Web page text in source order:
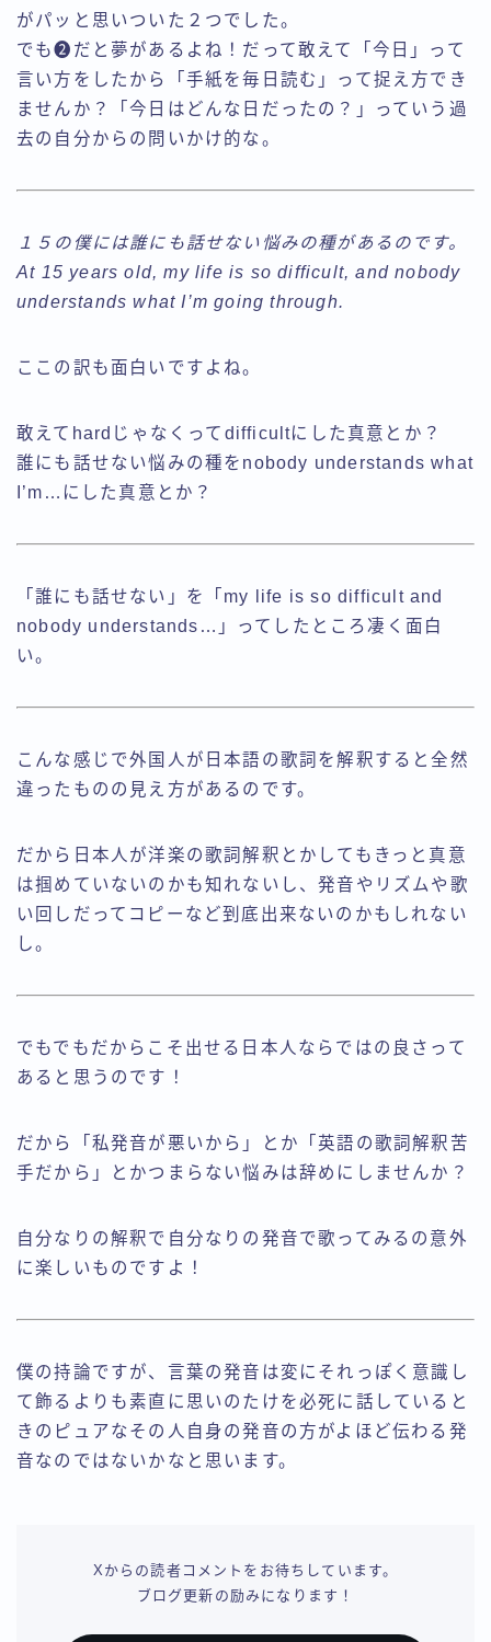
がパッと思いついた２つでした。
でも❷だと夢があるよね！だって敢えて「今日」って
言い方をしたから「手紙を毎日読む」って捉え方でき
ませんか？「今日はどんな日だったの？」っていう過
去の自分からの問いかけ的な。
１５の僕には誰にも話せない悩みの種があるのです。
At 15 years old, my life is so difficult, and nobody
understands what I’m going through.
ここの訳も面白いですよね。
敢えてhardじゃなくってdifficultにした真意とか？
誰にも話せない悩みの種をnobody understands what
I’m…にした真意とか？
「誰にも話せない」を「my life is so difficult and
nobody understands…」ってしたところ凄く面白
い。
こんな感じで外国人が日本語の歌詞を解釈すると全然
違ったものの見え方があるのです。
だから日本人が洋楽の歌詞解釈とかしてもきっと真意
は掴めていないのかも知れないし、発音やリズムや歌
い回しだってコピーなど到底出来ないのかもしれない
し。
でもでもだからこそ出せる日本人ならではの良さって
あると思うのです！
だから「私発音が悪いから」とか「英語の歌詞解釈苦
手だから」とかつまらない悩みは辞めにしませんか？
自分なりの解釈で自分なりの発音で歌ってみるの意外
に楽しいものですよ！
僕の持論ですが、言葉の発音は変にそれっぽく意識し
て飾るよりも素直に思いのたけを必死に話していると
きのピュアなその人自身の発音の方がよほど伝わる発
音なのではないかなと思います。
Xからの読者コメントをお待ちしています。
ブログ更新の励みになります！